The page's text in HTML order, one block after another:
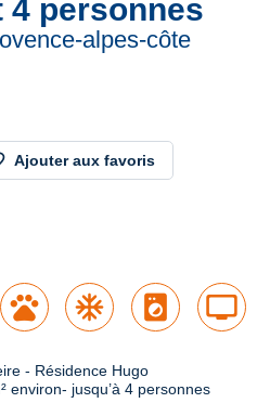
4 personnes
alpes-côte
Ajouter aux favoris
pets ac_unit local_laundry_service tv
- Résidence Hugo
environ- jusqu’à 4 personnes